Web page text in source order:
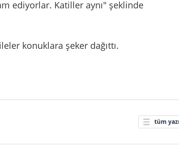
ediyorlar. Katiller aynı" şeklinde
konuklara şeker dağıttı.
tüm